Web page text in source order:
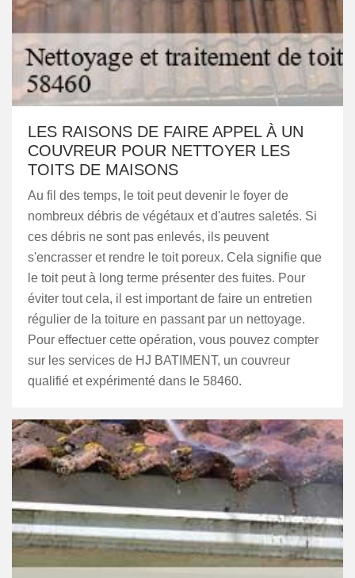
LES RAISONS DE FAIRE APPEL À UN
COUVREUR POUR NETTOYER LES
TOITS DE MAISONS
Au fil des temps, le toit peut devenir le foyer de
nombreux débris de végétaux et d'autres saletés. Si
ces débris ne sont pas enlevés, ils peuvent
s'encrasser et rendre le toit poreux. Cela signifie que
le toit peut à long terme présenter des fuites. Pour
éviter tout cela, il est important de faire un entretien
régulier de la toiture en passant par un nettoyage.
Pour effectuer cette opération, vous pouvez compter
sur les services de HJ BATIMENT, un couvreur
qualifié et expérimenté dans le 58460.